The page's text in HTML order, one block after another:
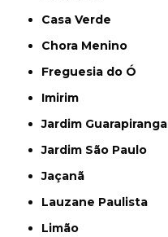
Casa Verde
Chora Menino
Freguesia do Ó
Imirim
Jardim Guarapiranga
Jardim São Paulo
Jaçanã
Lauzane Paulista
Limão